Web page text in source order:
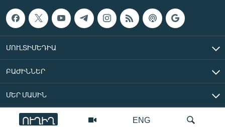
ENG
ՈՒՂԻՂ
ՄՈՒԼՏԻՄԵԴԻԱ
ԲԱԺԻՆՆԵՐ
ՄԵՐ ՄԱՍԻՆ
«Ազատ Եվրոպա/Ազատություն» ռադիոկայան © 2026